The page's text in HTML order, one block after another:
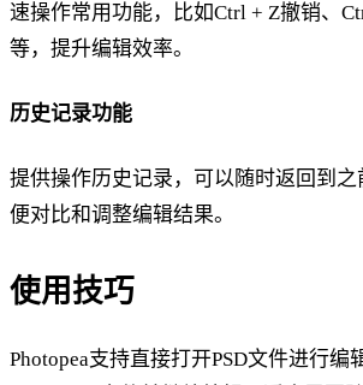
速操作常用功能，比如Ctrl + Z撤销、
等，提升编辑效率。
历史记录功能
提供操作历史记录，可以随时返回到
便对比和调整编辑结果。
使用技巧
Photopea支持直接打开PSD文件进行编